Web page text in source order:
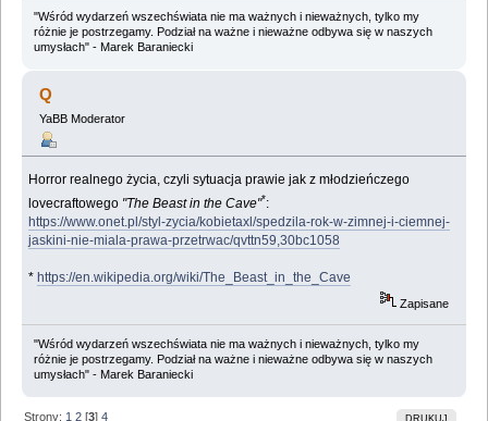
"Wśród wydarzeń wszechświata nie ma ważnych i nieważnych, tylko my
różnie je postrzegamy. Podział na ważne i nieważne odbywa się w naszych
umysłach" - Marek Baraniecki
Q
YaBB Moderator
Horror realnego życia, czyli sytuacja prawie jak z młodzieńczego
lovecraftowego "The Beast in the Cave"*:
https://www.onet.pl/styl-zycia/kobietaxl/spedzila-rok-w-zimnej-i-ciemnej-
jaskini-nie-miala-prawa-przetrwac/qvttn59,30bc1058
*https://en.wikipedia.org/wiki/The_Beast_in_the_Cave
Zapisane
"Wśród wydarzeń wszechświata nie ma ważnych i nieważnych, tylko my
różnie je postrzegamy. Podział na ważne i nieważne odbywa się w naszych
umysłach" - Marek Baraniecki
DRUKUJ
Strony: 1 2 [3]4